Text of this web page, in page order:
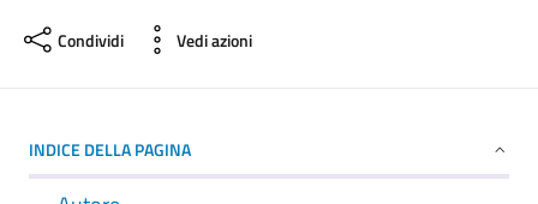
Condividi Vedi azioni
INDICE DELLA PAGINA